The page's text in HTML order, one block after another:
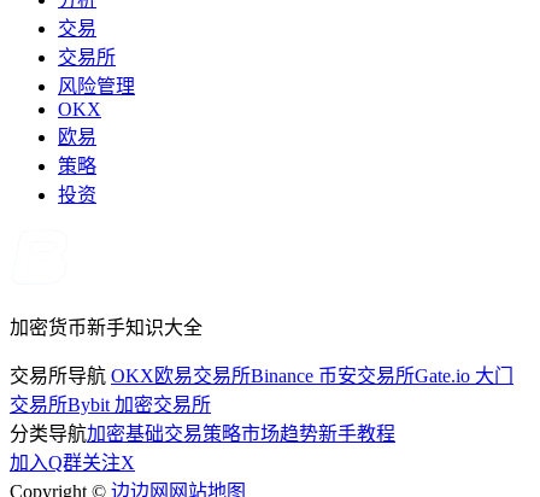
交易
交易所
风险管理
OKX
欧易
策略
投资
加密货币新手知识大全
交易所导航 OKX欧易交易所Binance 币安交易所Gate.io 大门
交易所Bybit 加密交易所
分类导航加密基础交易策略市场趋势新手教程
加入Q群关注X
Copyright © 边边网 网站地图